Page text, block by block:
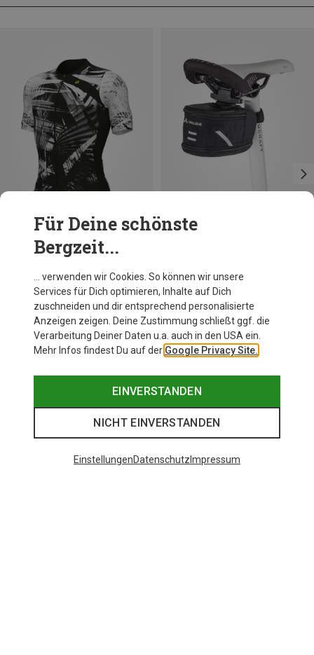
Du sparst 21%
Für Deine schönste
Bergzeit...
… verwenden wir Cookies. So können wir unsere
Services für Dich optimieren, Inhalte auf Dich
zuschneiden und dir entsprechend personalisierte
Anzeigen zeigen. Deine Zustimmung schließt ggf. die
Verarbeitung Deiner Daten u.a. auch in den USA ein.
Mehr Infos findest Du auf der Google Privacy Site.
EINVERSTANDEN
NICHT EINVERSTANDEN
EinstellungenDatenschutz Impressum